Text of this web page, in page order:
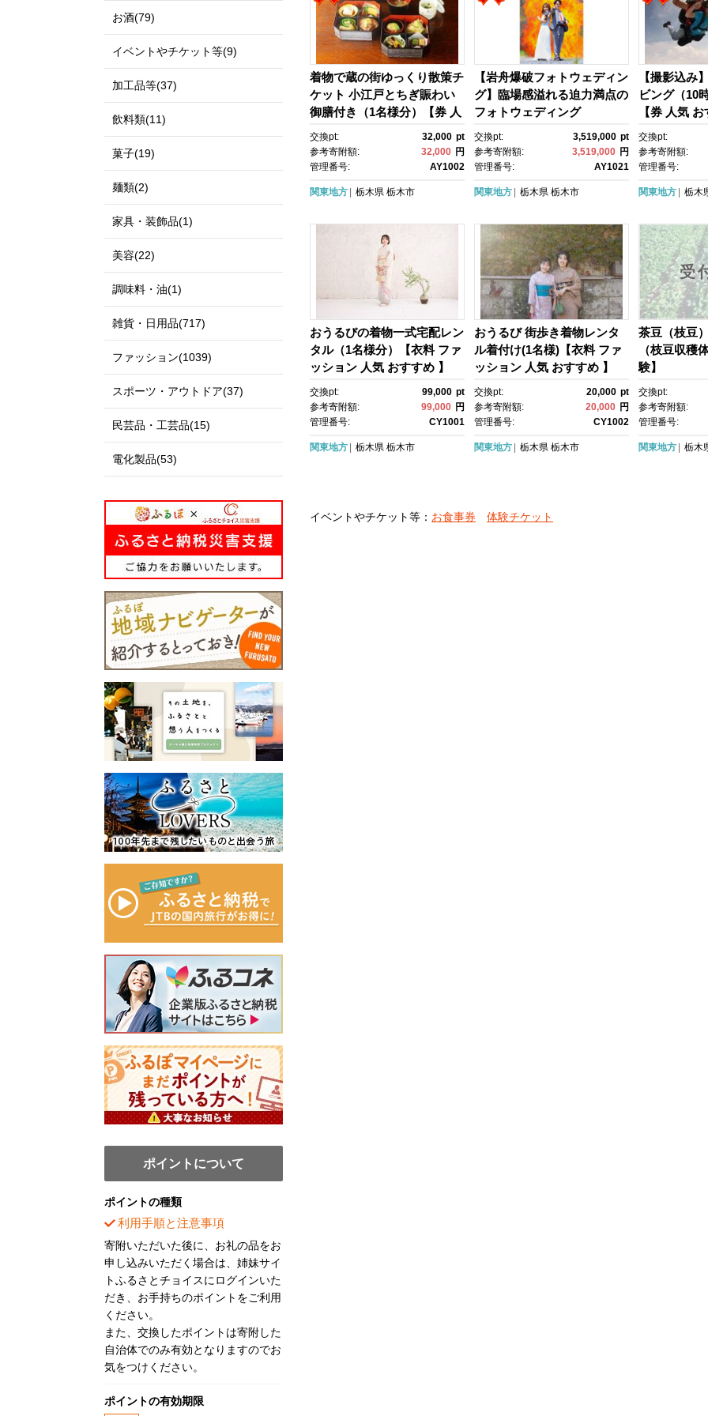
着物で蔵の街ゆっくり散策チ
ケット 小江戸とちぎ賑わい
御膳付き（1名様分）【券 人
気 おすすめ 】
交換pt: 32,000 pt
参考寄附額:
32,000 円
管理番号:
AY1002
関東地方 栃木県 栃木市
【岩舟爆破フォトウェディン
グ】臨場感溢れる迫力満点の
フォトウェディング
交換pt: 3,519,000 pt
参考寄附額:
3,519,000 円
管理番号:
AY1021
関東地方 栃木県 栃木市
【撮影込み
ビング（10
【券 人気
交換pt:
参考寄附額:
管理番号:
関東地方 栃木
おうるびの着物一式宅配レン
タル（1名様分）【衣料 ファ
ッション 人気 おすすめ 】
交換pt: 99,000 pt
参考寄附額:
99,000 円
管理番号:
CY1001
関東地方 栃木県 栃木市
おうるび 街歩き着物レンタ
ル着付け(1名様)【衣料 ファ
ッション 人気 おすすめ 】
交換pt: 20,000 pt
参考寄附額:
20,000 円
管理番号:
CY1002
関東地方 栃木県 栃木市
受
茶豆（枝豆
（枝豆収穫
験】
交換pt:
参考寄附額:
管理番号:
関東地方 栃木
イベントやチケット等： お食事券 体験チケット
お酒(79)
イベントやチケット等(9)
加工品等(37)
飲料類(11)
菓子(19)
麺類(2)
家具・装飾品(1)
美容(22)
調味料・油(1)
雑貨・日用品(717)
ファッション(1039)
スポーツ・アウトドア(37)
民芸品・工芸品(15)
電化製品(53)
ポイントについて
ポイントの種類
利用手順と注意事項
寄附いただいた後に、お礼の品をお
申し込みいただく場合は、姉妹サイ
トふるさとチョイスにログインいた
だき、お手持ちのポイントをご利用
ください。
また、交換したポイントは寄附した
自治体でのみ有効となりますのでお
気をつけください。
ポイントの有効期限